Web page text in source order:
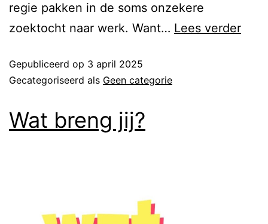
regie pakken in de soms onzekere
zoektocht naar werk. Want… Lees verder
Gepubliceerd op 3 april 2025
Gecategoriseerd als Geen categorie
Wat breng jij?